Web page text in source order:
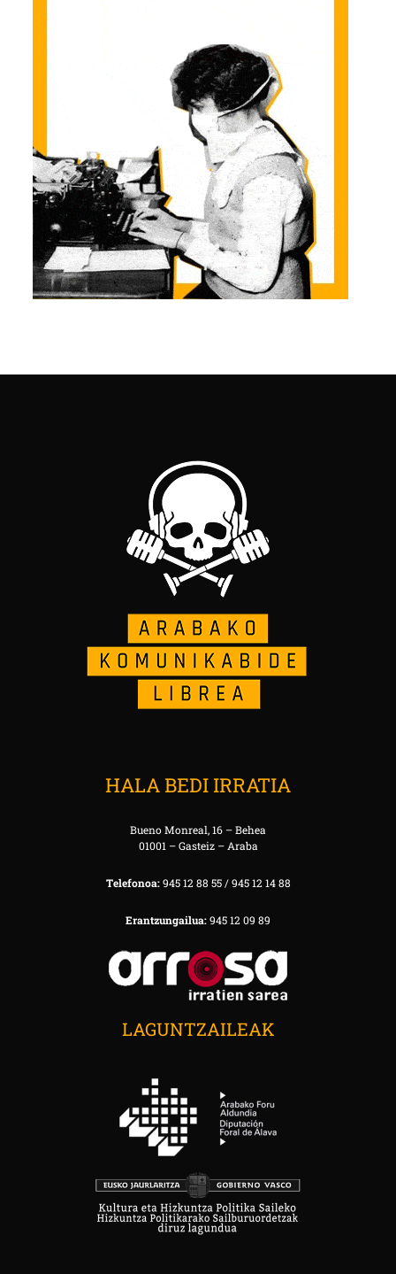
HALA BEDI IRRATIA
Bueno Monreal, 16 – Behea
01001 – Gasteiz – Araba
Telefonoa:945 12 88 55 / 945 12 14 88
Erantzungailua:945 12 09 89
LAGUNTZAILEAK